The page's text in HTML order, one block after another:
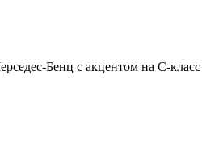
Бенц с акцентом на C-класс